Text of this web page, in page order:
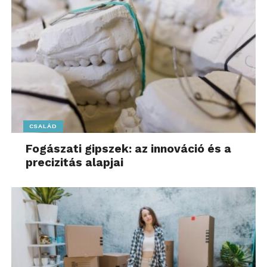
tapasztalhatjuk meg. Az eszközöket úgy tervezték,
hogy feljavított basszust nyújtsanak: az ULT gomb
megnyomásával a hallgató még jobban bevonódhat
minden zenébe. Az ULT FIELD 5 kétféle erőteljes
basszushangzással rendelkezik: az ULT1-et a mély,
alacsony frekvenciás basszushoz, az ULT2-t pedig az
erőteljes, ütős basszushoz kell választani. Az ULT
FIELD 3-on az ULT POWER SOUND feljavított
basszushangzását az ULT gomb megnyomásával
lehet bekapcsolni.
működik a jobb hangminőség érdekében. Az X-
Balanced Speaker Unit tiszta és erőteljes hangzást
produkál, a magas frekvenciákhoz éles és tágas
hangzást biztosító magassugárzóval. A passzív
sugárzók a basszushangzás fokozására vannak
optimalizálva – az összhatás olyan, amit azonnal
CSALÁD
Fogászati gipszek: az innováció és a
precizitás alapjai